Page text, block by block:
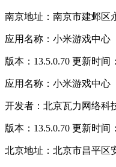
南京地址：南京市建邺区
应用名称：小米游戏中心
版本：13.5.0.70 更新时间
应用名称：小米游戏中心
开发者：北京瓦力网络科
版本：13.5.0.70 更新时间
北京地址：北京市昌平区